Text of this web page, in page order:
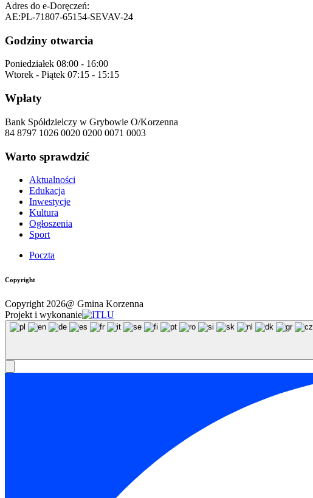
Adres do e-Doręczeń:
AE:PL-71807-65154-SEVAV-24
Godziny otwarcia
Poniedziałek 08:00 - 16:00
Wtorek - Piątek 07:15 - 15:15
Wpłaty
Bank Spółdzielczy w Grybowie O/Korzenna
84 8797 1026 0020 0200 0071 0003
Warto sprawdzić
Aktualności
Edukacja
Inwestycje
Kultura
Ogłoszenia
Sport
Poczta
Copyright
Copyright 2026@ Gmina Korzenna
Projekt i wykonanie